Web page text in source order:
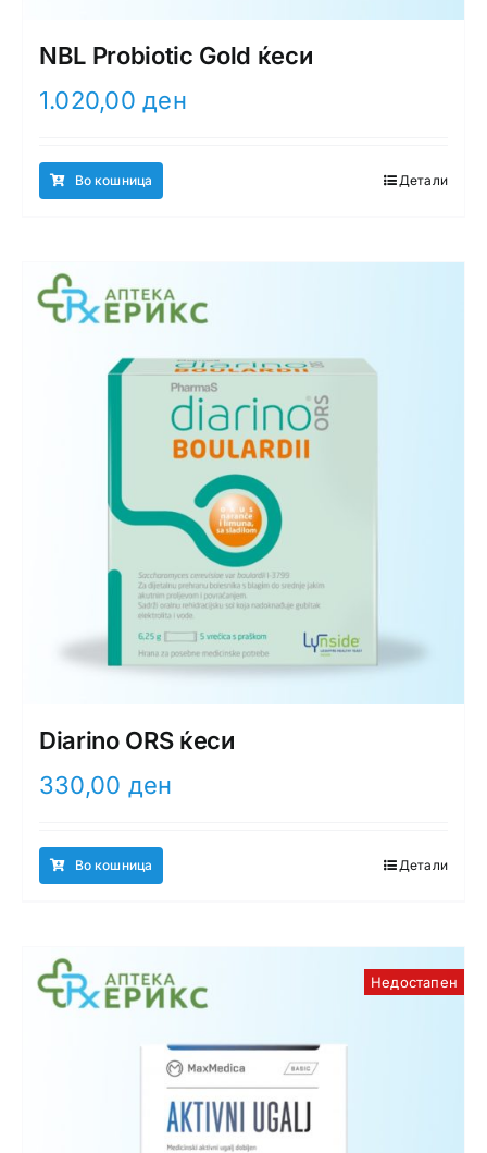
NBL Probiotic Gold ќеси
1.020,00ден
Во кошница Детали
Diarino ORS ќеси
330,00 ден
Во кошница Детали
Недостапен